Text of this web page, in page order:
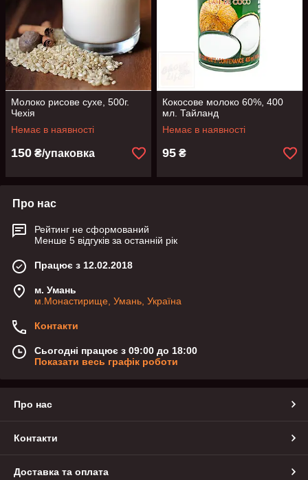
Молоко рисове сухе, 500г.
Чехія
Немає в наявності
150 ₴/упаковка
Кокосове молоко 60%, 400
мл. Тайланд
Немає в наявності
95 ₴
Про нас
Рейтинг не сформований
Менше 5 відгуків за останній рік
Працює з 12.02.2018
м. Умань
м.Монастирище, Умань, Україна
Контакти
Сьогодні працює з 09:00 до 18:00
Показати весь графік роботи
Про нас
Контакти
Доставка та оплата